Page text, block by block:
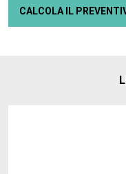
CALCOLA IL